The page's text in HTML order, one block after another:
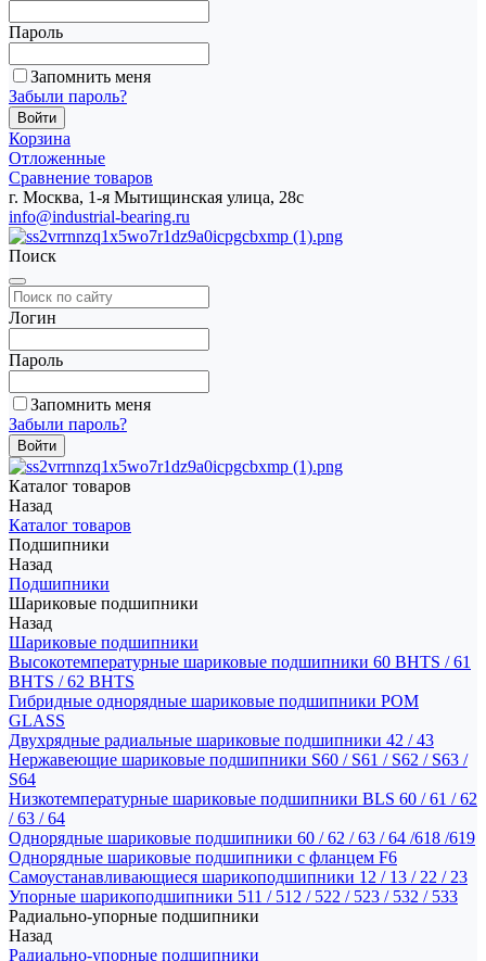
Пароль
Запомнить меня
Забыли пароль?
Корзина
Отложенные
Сравнение товаров
г. Москва, 1-я Мытищинская улица, 28с
info@industrial-bearing.ru
Поиск
Логин
Пароль
Запомнить меня
Забыли пароль?
Каталог товаров
Назад
Каталог товаров
Подшипники
Назад
Подшипники
Шариковые подшипники
Назад
Шариковые подшипники
Высокотемпературные шариковые подшипники 60 BHTS / 61
BHTS / 62 BHTS
Гибридные однорядные шариковые подшипники POM
GLASS
Двухрядные радиальные шариковые подшипники 42 / 43
Нержавеющие шариковые подшипники S60 / S61 / S62 / S63 /
S64
Низкотемпературные шариковые подшипники BLS 60 / 61 / 62
/ 63 / 64
Однорядные шариковые подшипники 60 / 62 / 63 / 64 /618 /619
Однорядные шариковые подшипники с фланцем F6
Самоустанавливающиеся шарикоподшипники 12 / 13 / 22 / 23
Упорные шарикоподшипники 511 / 512 / 522 / 523 / 532 / 533
Радиально-упорные подшипники
Назад
Радиально-упорные подшипники